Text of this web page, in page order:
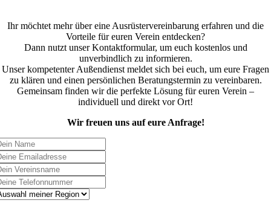
Ihr möchtet mehr über eine Ausrüstervereinbarung erfahren und die
Vorteile für euren Verein entdecken?
Dann nutzt unser Kontaktformular, um euch kostenlos und
unverbindlich zu informieren.
Unser kompetenter Außendienst meldet sich bei euch, um eure Fragen
zu klären und einen persönlichen Beratungstermin zu vereinbaren.
Gemeinsam finden wir die perfekte Lösung für euren Verein –
individuell und direkt vor Ort!
Wir freuen uns auf eure Anfrage!